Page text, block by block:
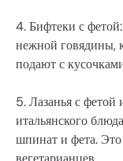
4. Бифтеки с
нежной говядины,
подают с
5. Лазанья с фетой
итальянского
шпинат и фета.